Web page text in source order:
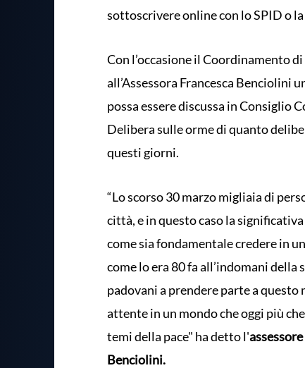
sottoscrivere online con lo SPID o la
Con l’occasione il Coordinamento
all’Assessora Francesca Benciolini
possa essere discussa in Consiglio
Delibera sulle orme di quanto
questi giorni.
“Lo scorso 30 marzo migliaia di
città, e in questo caso la
come sia fondamentale credere in
come lo era 80 fa all’indomani
padovani a prendere parte a
attente in un mondo che oggi più
temi della pace" ha detto l'
Benciolini.